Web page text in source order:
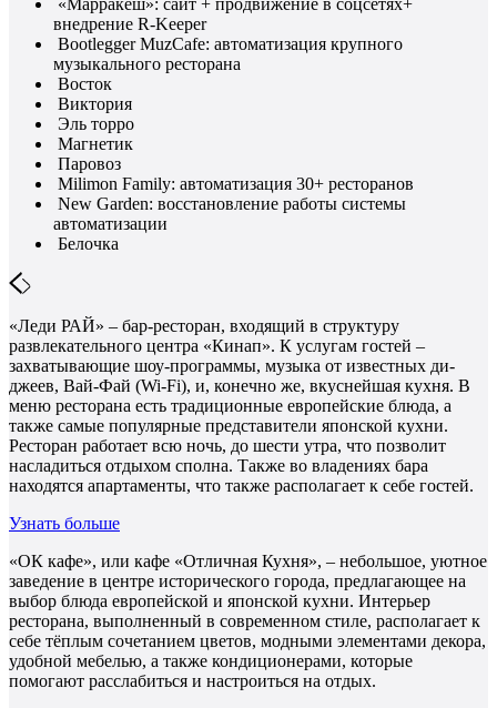
«Марракеш»: сайт + продвижение в соцсетях+
внедрение R-Keeper
Bootlegger MuzCafe: автоматизация крупного
музыкального ресторана
Восток
Виктория
Эль торро
Магнетик
Паровоз
Milimon Family: автоматизация 30+ ресторанов
New Garden: восстановление работы системы
автоматизации
Белочка
«Леди РАЙ» – бар-ресторан, входящий в структуру
развлекательного центра «Кинап». К услугам гостей –
захватывающие шоу-программы, музыка от известных ди-
джеев, Вай-Фай (Wi-Fi), и, конечно же, вкуснейшая кухня. В
меню ресторана есть традиционные европейские блюда, а
также самые популярные представители японской кухни.
Ресторан работает всю ночь, до шести утра, что позволит
насладиться отдыхом сполна. Также во владениях бара
находятся апартаменты, что также располагает к себе гостей.
Узнать больше
«ОК кафе», или кафе «Отличная Кухня», – небольшое, уютное
заведение в центре исторического города, предлагающее на
выбор блюда европейской и японской кухни. Интерьер
ресторана, выполненный в современном стиле, располагает к
себе тёплым сочетанием цветов, модными элементами декора,
удобной мебелью, а также кондиционерами, которые
помогают расслабиться и настроиться на отдых.